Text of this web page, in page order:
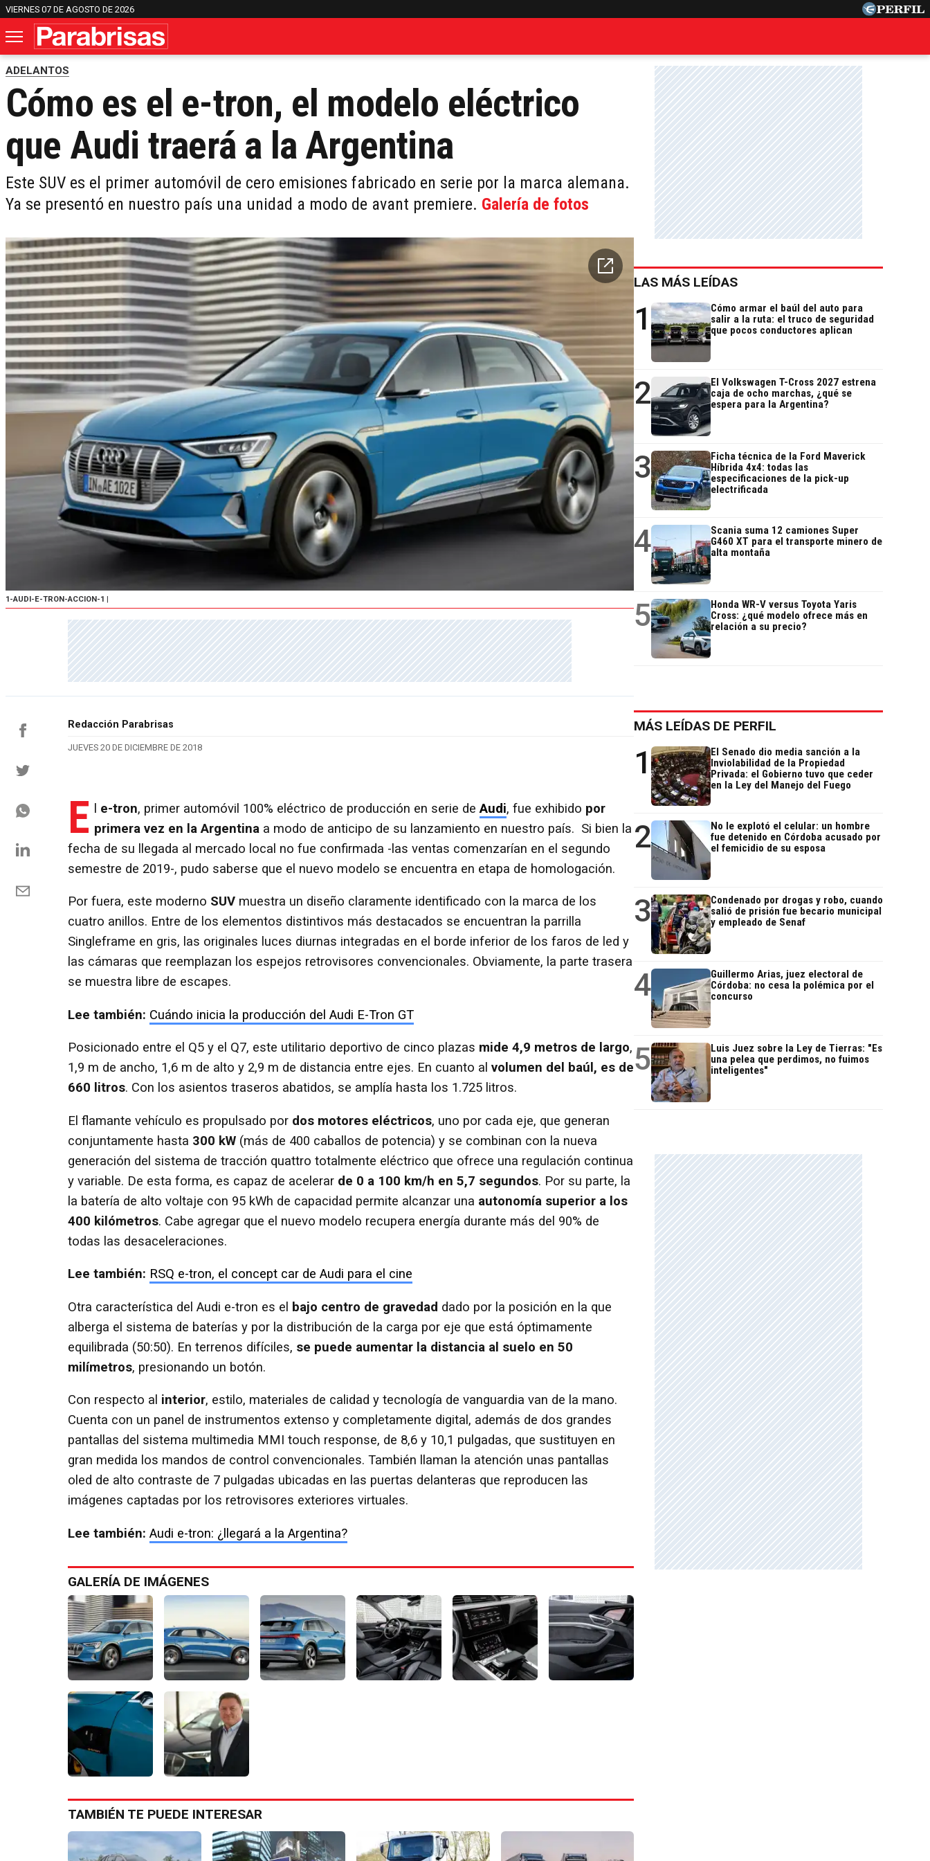
VIERNES 07 DE AGOSTO DE 2026
ADELANTOS
Cómo es el e-tron, el modelo eléctrico
que Audi traerá a la Argentina
Este SUV es el primer automóvil de cero emisiones fabricado en serie por la marca alemana.
Ya se presentó en nuestro país una unidad a modo de avant premiere. Galería de fotos
1-AUDI-E-TRON-ACCION-1 |
Redacción Parabrisas
JUEVES 20 DE DICIEMBRE DE 2018
E l e-tron, primer automóvil 100% eléctrico de producción en serie deAudi, fue exhibido por
primera vez en la Argentina a modo de anticipo de su lanzamiento en nuestro país. Si bien la
fecha de su llegada al mercado local no fue confirmada -las ventas comenzarían en el segundo
semestre de 2019-, pudo saberse que el nuevo modelo se encuentra en etapa de homologación.
Por fuera, este moderno SUV muestra un diseño claramente identificado con la marca de los
cuatro anillos. Entre de los elementos distintivos más destacados se encuentran la parrilla
Singleframe en gris, las originales luces diurnas integradas en el borde inferior de los faros de led y
las cámaras que reemplazan los espejos retrovisores convencionales. Obviamente, la parte trasera
se muestra libre de escapes.
Lee también: Cuándo inicia la producción del Audi E-Tron GT
Posicionado entre el Q5 y el Q7, este utilitario deportivo de cinco plazas mide 4,9 metros de largo,
1,9 m de ancho, 1,6 m de alto y 2,9 m de distancia entre ejes. En cuanto al volumen del baúl, es de
660 litros. Con los asientos traseros abatidos, se amplía hasta los 1.725 litros.
El flamante vehículo es propulsado por dos motores eléctricos, uno por cada eje, que generan
conjuntamente hasta 300 kW (más de 400 caballos de potencia) y se combinan con la nueva
generación del sistema de tracción quattro totalmente eléctrico que ofrece una regulación continua
y variable. De esta forma, es capaz de acelerar de 0 a 100 km/h en 5,7 segundos. Por su parte, la
la batería de alto voltaje con 95 kWh de capacidad permite alcanzar una autonomía superior a los
400 kilómetros. Cabe agregar que el nuevo modelo recupera energía durante más del 90% de
todas las desaceleraciones.
Lee también: RSQ e-tron, el concept car de Audi para el cine
Otra característica del Audi e-tron es el bajo centro de gravedad dado por la posición en la que
alberga el sistema de baterías y por la distribución de la carga por eje que está óptimamente
equilibrada (50:50). En terrenos difíciles, se puede aumentar la distancia al suelo en 50
milímetros, presionando un botón.
Con respecto al interior, estilo, materiales de calidad y tecnología de vanguardia van de la mano.
Cuenta con un panel de instrumentos extenso y completamente digital, además de dos grandes
pantallas del sistema multimedia MMI touch response, de 8,6 y 10,1 pulgadas, que sustituyen en
gran medida los mandos de control convencionales. También llaman la atención unas pantallas
oled de alto contraste de 7 pulgadas ubicadas en las puertas delanteras que reproducen las
imágenes captadas por los retrovisores exteriores virtuales.
Lee también: Audi e-tron: ¿llegará a la Argentina?
GALERÍA DE IMÁGENES
TAMBIÉN TE PUEDE INTERESAR
LAS MÁS LEÍDAS
1
Cómo armar el baúl del auto para
salir a la ruta: el truco de seguridad
que pocos conductores aplican
2
El Volkswagen T-Cross 2027 estrena
caja de ocho marchas, ¿qué se
espera para la Argentina?
3
Ficha técnica de la Ford Maverick
Híbrida 4x4: todas las
especificaciones de la pick-up
electrificada
4
Scania suma 12 camiones Super
G460 XT para el transporte minero de
alta montaña
5
Honda WR-V versus Toyota Yaris
Cross: ¿qué modelo ofrece más en
relación a su precio?
MÁS LEÍDAS DE PERFIL
1
El Senado dio media sanción a la
Inviolabilidad de la Propiedad
Privada: el Gobierno tuvo que ceder
en la Ley del Manejo del Fuego
2
No le explotó el celular: un hombre
fue detenido en Córdoba acusado por
el femicidio de su esposa
3
Condenado por drogas y robo, cuando
salió de prisión fue becario municipal
y empleado de Senaf
4
Guillermo Arias, juez electoral de
Córdoba: no cesa la polémica por el
concurso
5
Luis Juez sobre la Ley de Tierras: "Es
una pelea que perdimos, no fuimos
inteligentes"